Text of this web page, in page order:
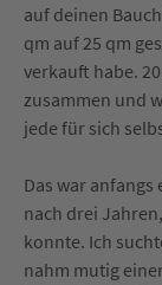
auf deinen
qm auf 25 qm
verkauft habe.
zusammen und
jede für sich
Das war
nach drei
konnte. Ich
nahm mutig